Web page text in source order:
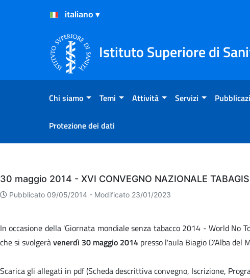
Salta al Contenuto
Salta al Footer
Istituto Superiore di
Chi siamo Temi Attività Servizi
Protezione dei dati
Eventi
30 maggio 2014 - XVI CONVEGNO NAZIONALE
Pubblicato 09/05/2014 - Modificato 23/01/2023
In occasione della 'Giornata mondiale senza tabacco 2014 - World No
che si svolgeràvenerdì 30 maggio 2014 presso l'aula Biagio D'Alba del
Scarica gli allegati in pdf (Scheda descrittiva convegno, Iscrizione,